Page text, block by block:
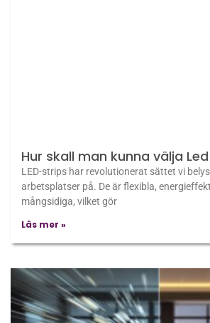
Hur skall man kunna välja
LED-strips har revolutionerat sättet vi
arbetsplatser på. De är flexibla,
mångsidiga, vilket gör
Läs mer »